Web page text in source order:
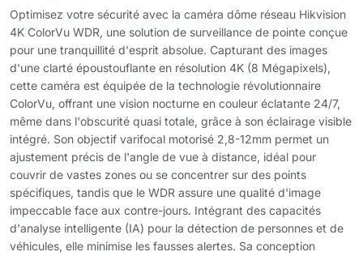
Optimisez votre sécurité avec la caméra dôme réseau Hikvision
4K ColorVu WDR, une solution de surveillance de pointe conçue
pour une tranquillité d'esprit absolue. Capturant des images
d'une clarté époustouflante en résolution 4K (8 Mégapixels),
cette caméra est équipée de la technologie révolutionnaire
ColorVu, offrant une vision nocturne en couleur éclatante 24/7,
même dans l'obscurité quasi totale, grâce à son éclairage visible
intégré. Son objectif varifocal motorisé 2,8-12mm permet un
ajustement précis de l'angle de vue à distance, idéal pour
couvrir de vastes zones ou se concentrer sur des points
spécifiques, tandis que le WDR assure une qualité d'image
impeccable face aux contre-jours. Intégrant des capacités
d'analyse intelligente (IA) pour la détection de personnes et de
véhicules, elle minimise les fausses alertes. Sa conception